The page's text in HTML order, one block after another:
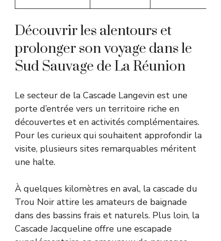
Découvrir les alentours et
prolonger son voyage dans le
Sud Sauvage de La Réunion
Le secteur de la Cascade Langevin est une
porte d’entrée vers un territoire riche en
découvertes et en activités complémentaires.
Pour les curieux qui souhaitent approfondir la
visite, plusieurs sites remarquables méritent
une halte.
À quelques kilomètres en aval, la cascade du
Trou Noir attire les amateurs de baignade
dans des bassins frais et naturels. Plus loin, la
Cascade Jacqueline offre une escapade